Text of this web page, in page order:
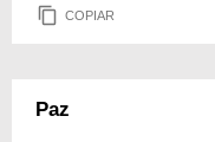
COPIAR
Paz